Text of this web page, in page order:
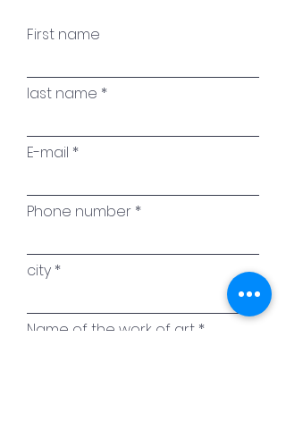
First name
last name
E-mail
Phone number
city
Name of the work of art